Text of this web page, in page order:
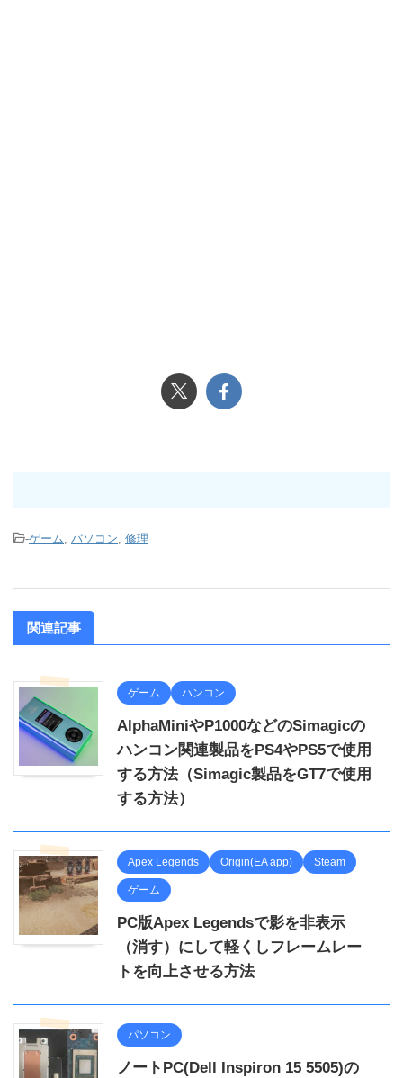
-ゲーム, パソコン, 修理
関連記事
ゲーム ハンコン
AlphaMiniやP1000などのSimagicの
ハンコン関連製品をPS4やPS5で使用
する方法（Simagic製品をGT7で使用
する方法）
Apex Legends Origin(EA app) Steam
ゲーム
PC版Apex Legendsで影を非表示
（消す）にして軽くしフレームレー
トを向上させる方法
パソコン
ノートPC(Dell Inspiron 15 5505)の